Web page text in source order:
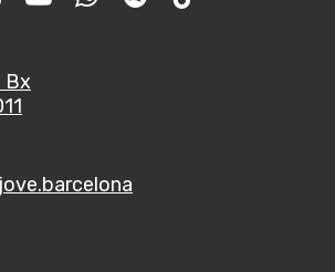
GJR – Final de
Bx